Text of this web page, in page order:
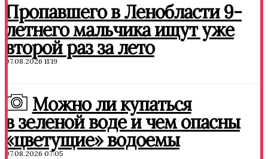
Пропавшего в Ленобласти 9-
летнего мальчика ищут уже
второй раз за лето
07.08.2026 11:19
Можно ли купаться
в зеленой воде и чем опасны
«цветущие» водоемы
07.08.2026 07:05